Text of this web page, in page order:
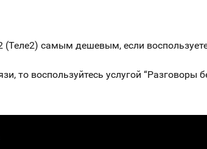
(Теле2) самым дешевым, если
то воспользуйтесь услугой “Разговоры